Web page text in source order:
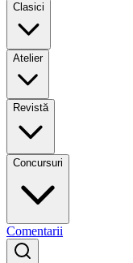
Clasici
Atelier
Revistă
Concursuri
Comentarii